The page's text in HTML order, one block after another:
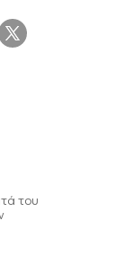
του